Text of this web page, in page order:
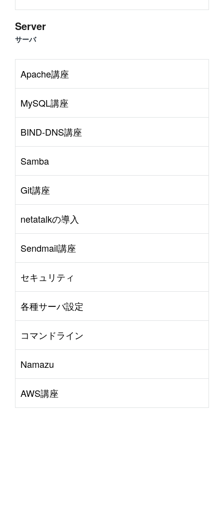
Server
サーバ
Apache講座
MySQL講座
BIND-DNS講座
Samba
Git講座
netatalkの導入
Sendmail講座
セキュリティ
各種サーバ設定
コマンドライン
Namazu
AWS講座